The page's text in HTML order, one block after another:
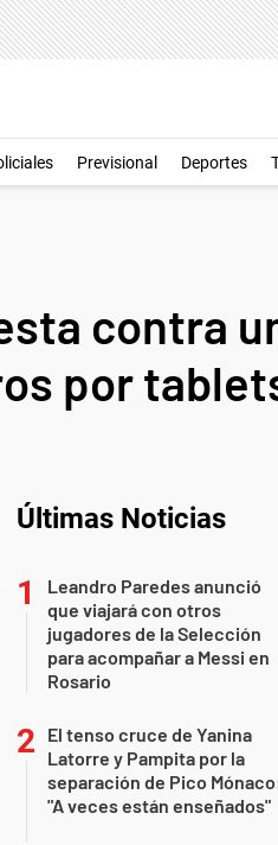
Previsional Deportes
contra
por
Últimas Noticias
Leandro Paredes anunció
que viajará con otros
jugadores de la Selección
para acompañar a Messi en
Rosario
El tenso cruce de Yanina
Latorre y Pampita por la
separación de Pico
"A veces están enseñados"